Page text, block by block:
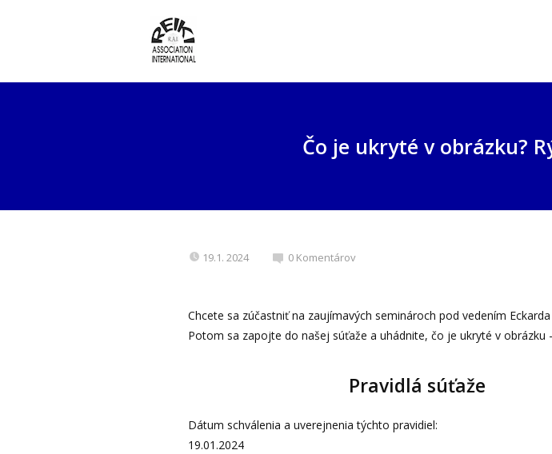
Čo je ukryté v obrázku?
19.1. 2024 0 Komentárov
Chcete sa zúčastniť na zaujímavých seminároch pod vedením
Potom sa zapojte do našej súťaže a uhádnite, čo je ukryté v obrázku
Pravidlá súťaže
Dátum schválenia a uverejnenia týchto pravidiel:
19.01.2024